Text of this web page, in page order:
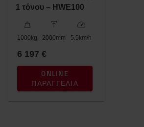
1 τόνου – HWE100
1000kg 2000mm 5.5km/h
6 197 €
ONLINE
ΠΑΡΑΓΓΕΛΊΑ